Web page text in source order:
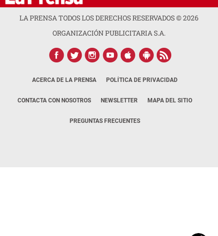
LA PRENSA TODOS LOS DERECHOS RESERVADOS ©2026
ORGANIZACIÓN PUBLICITARIA S.A.
ACERCA DE LA PRENSA POLÍTICA DE PRIVACIDAD
CONTACTA CON NOSOTROS NEWSLETTER MAPA DEL SITIO
PREGUNTAS FRECUENTES